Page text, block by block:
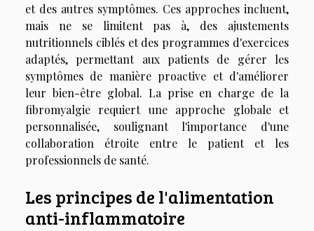
et des autres symptômes. Ces approches incluent,
mais ne se limitent pas à, des ajustements
nutritionnels ciblés et des programmes d'exercices
adaptés, permettant aux patients de gérer les
symptômes de manière proactive et d'améliorer
leur bien-être global. La prise en charge de la
fibromyalgie requiert une approche globale et
personnalisée, soulignant l'importance d'une
collaboration étroite entre le patient et les
professionnels de santé.
Les principes de l'alimentation
anti-inflammatoire